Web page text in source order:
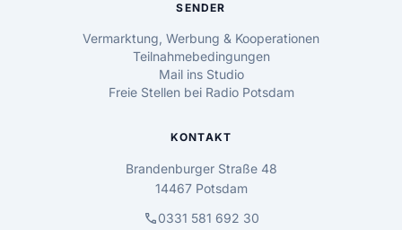
SENDER
Vermarktung, Werbung & Kooperationen
Teilnahmebedingungen
Mail ins Studio
Freie Stellen bei Radio Potsdam
KONTAKT
Brandenburger Straße 48
14467 Potsdam
call0331 581 692 30